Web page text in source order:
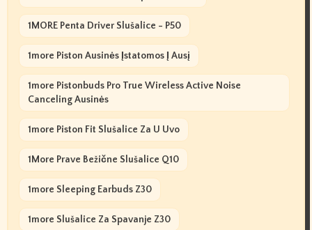
1MORE Penta Driver Slušalice - P50
1more Piston Ausinės Įstatomos Į Ausį
1more Pistonbuds Pro True Wireless Active Noise
Canceling Ausinės
1more Piston Fit Slušalice Za U Uvo
1More Prave Bežične Slušalice Q10
1more Sleeping Earbuds Z30
1more Slušalice Za Spavanje Z30